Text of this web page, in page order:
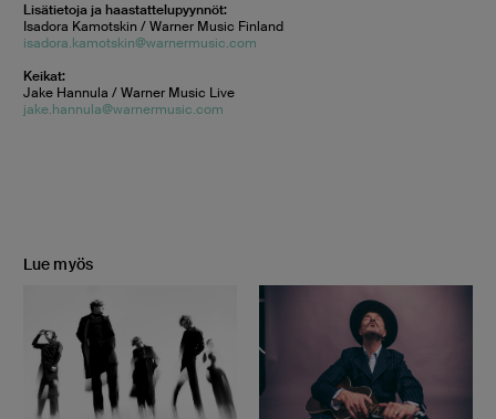
Lisätietoja ja haastattelupyynnöt:
Isadora Kamotskin / Warner Music Finland
isadora.kamotskin@warnermusic.com
Keikat:
Jake Hannula / Warner Music Live
jake.hannula@warnermusic.com
Lue myös